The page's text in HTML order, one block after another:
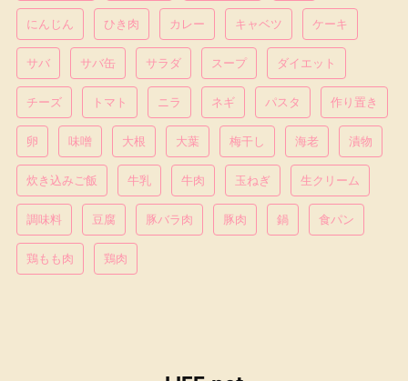
にんじん ひき肉 カレー キャベツ ケーキ
サバ サバ缶 サラダ スープ ダイエット
チーズ トマト ニラ ネギ パスタ 作り置き
卵 味噌 大根 大葉 梅干し 海老 漬物
炊き込みご飯 牛乳 牛肉 玉ねぎ 生クリーム
調味料 豆腐 豚バラ肉 豚肉 鍋 食パン
鶏もも肉 鶏肉